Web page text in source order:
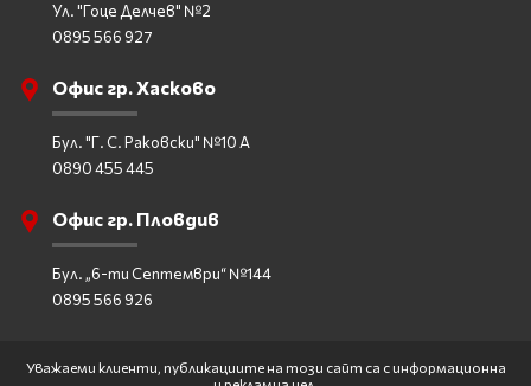
Ул. "Гоце Делчев" №2
0895 566 927
Офис гр. Хасково
Бул. "Г. С. Раковски" №10 А
0890 455 445
Офис гр. Пловдив
Бул. „6-ти Септември“ №144
0895 566 926
Уважаеми клиенти, публикациите на този сайт са с информационна